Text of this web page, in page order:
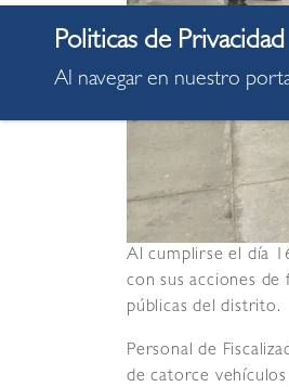
Al cumplirse el día
con sus acciones de
públicas del distrito.
Personal de
de catorce
Al navegar en nuestro